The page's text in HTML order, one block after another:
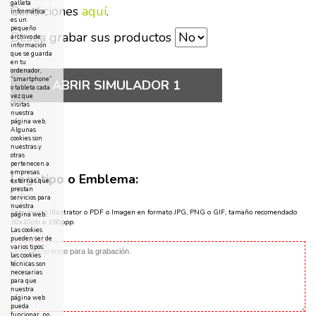
Condiciones aquí.
Desea grabar sus productos
ABRIR SIMULADOR 1
Logotipo o Emblema:
Documento Illustrator o PDF o Imagen en formato JPG, PNG o GIF, tamaño recomendado
10x10cm a 150ppp.
galleta
informática
es un
pequeño
archivo de
información
que se guarda
en tu
ordenador,
“smartphone”
o tableta cada
vez que
visitas
nuestra
página web.
Algunas
cookies son
nuestras y
otras
pertenecen a
empresas
externas que
prestan
servicios para
nuestra
página web.
Las cookies
pueden ser de
varios tipos:
las cookies
técnicas son
necesarias
para que
nuestra
página web
pueda